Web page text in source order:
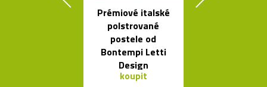
Prémiové italské
polstrované
postele od
Bontempi Letti
Design
koupit